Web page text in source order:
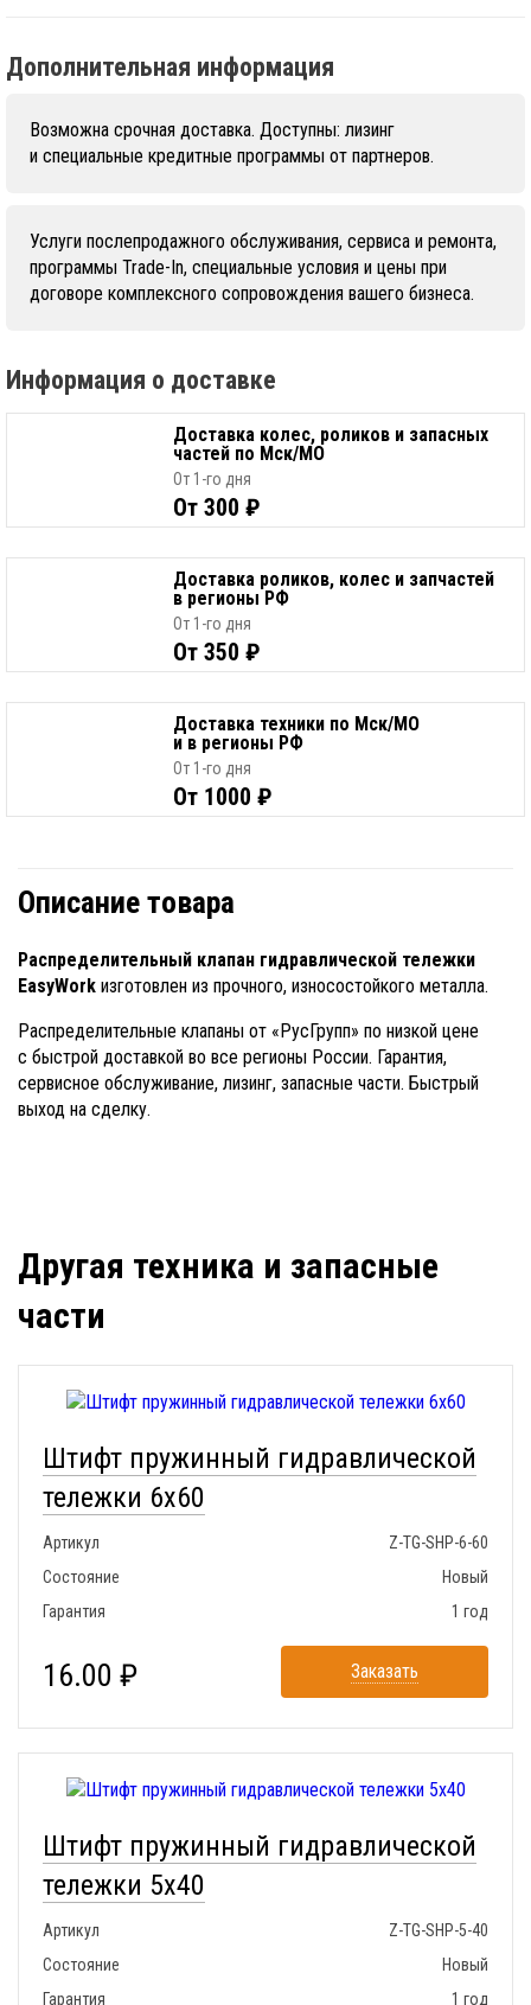
Дополнительная информация
Возможна срочная доставка. Доступны: лизинг
и специальные кредитные программы от партнеров.
Услуги послепродажного обслуживания, сервиса и ремонта,
программы Trade-In, специальные условия и цены при
договоре комплексного сопровождения вашего бизнеса.
Информация о доставке
Доставка колес, роликов и запасных
частей по Мск/МО
От 1-го дня
От 300 ₽
Доставка роликов, колес и запчастей
в регионы РФ
От 1-го дня
От 350 ₽
Доставка техники по Мск/МО
и в регионы РФ
От 1-го дня
От 1000 ₽
Описание товара
Распределительный клапан гидравлической тележки
EasyWork изготовлен из прочного, износостойкого металла.
Распределительные клапаны от «РусГрупп» по низкой цене
с быстрой доставкой во все регионы России. Гарантия,
сервисное обслуживание, лизинг, запасные части. Быстрый
выход на сделку.
Другая техника и запасные
части
Штифт пружинный гидравлической
тележки 6x60
Артикул
Z-TG-SHP-6-60
Состояние
Новый
Гарантия
1 год
16.00 ₽ Заказать
Штифт пружинный гидравлической
тележки 5x40
Артикул
Z-TG-SHP-5-40
Состояние
Новый
Гарантия
1 год